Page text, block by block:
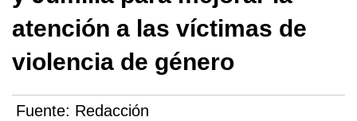
atención a las víctimas de
violencia de género
Fuente: Redacción